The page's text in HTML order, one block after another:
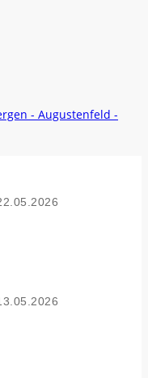
- Augustenfeld -